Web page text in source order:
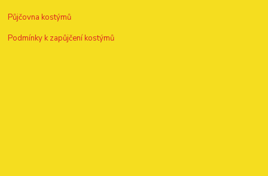
Půjčovna kostýmů
Podmínky k zapůjčení kostýmů